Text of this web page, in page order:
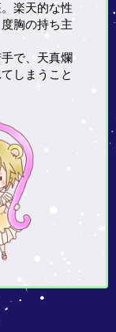
楽天的な性
胸の持ち主
で、天真爛
しまうこと